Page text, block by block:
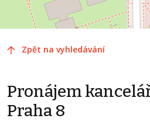
Zpět na vyhledávání
Pronájem
Praha 8